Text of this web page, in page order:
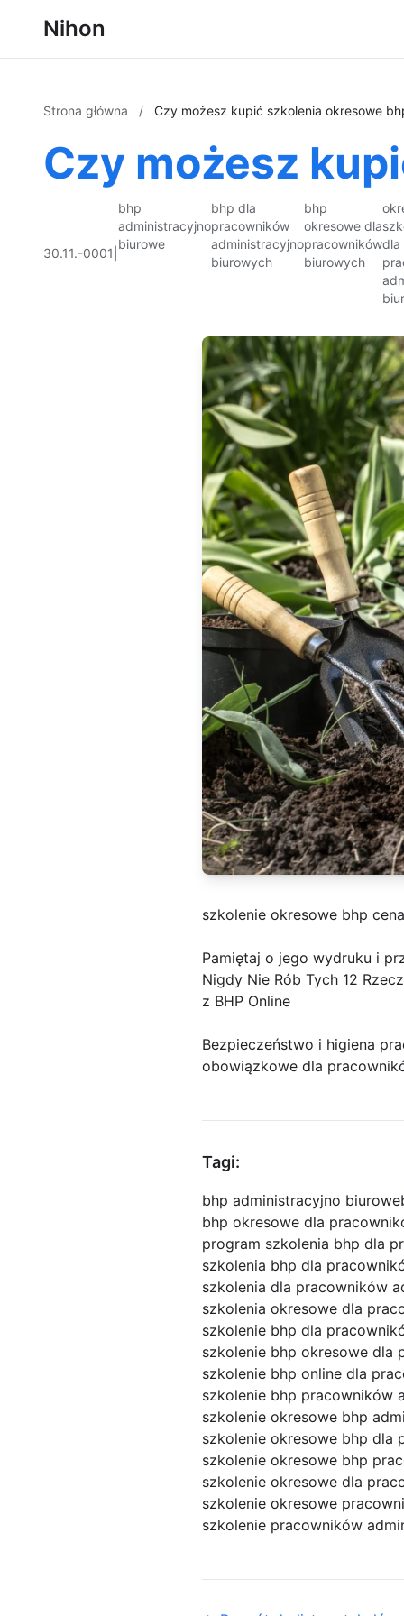
Nihon
Strona główna / Czy możesz kupić szkolenia okresowe
Czy możesz
30.11.-0001
bhp
administracyjno
biurowe
bhp dla
pracowników
administracyjno
biurowych
bhp
okresowe dla
pracowników
biurowych
dla
szkolenie okresowe bhp cena
Pamiętaj o jego wydruku i
Nigdy Nie Rób Tych 12
z BHP Online
Bezpieczeństwo i higiena
obowiązkowe dla
Tagi:
bhp administracyjno biurowe
bhp okresowe dla
program szkolenia bhp dla
szkolenia bhp dla
szkolenia dla pracowników
szkolenia okresowe dla
szkolenie bhp dla
szkolenie bhp okresowe dla
szkolenie bhp online dla
szkolenie bhp pracowników
szkolenie okresowe bhp
szkolenie okresowe bhp dla
szkolenie okresowe bhp
szkolenie okresowe dla
szkolenie okresowe
szkolenie pracowników